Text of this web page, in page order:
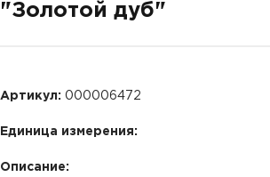
"Золотой дуб"
Артикул: 000006472
Единица измерения:
Описание: